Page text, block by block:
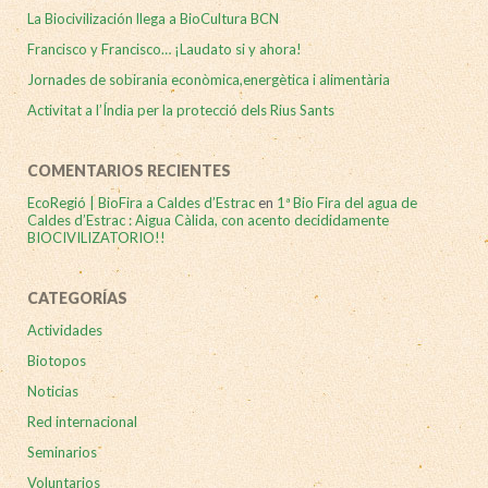
La Biocivilización llega a BioCultura BCN
Francisco y Francisco… ¡Laudato si y ahora!
Jornades de sobirania econòmica,energètica i alimentària
Activitat a l’Índia per la protecció dels Rius Sants
COMENTARIOS RECIENTES
EcoRegió | BioFira a Caldes d’Estracen 1ª Bio Fira del agua de
Caldes d’Estrac : Aigua Càlida, con acento decididamente
BIOCIVILIZATORIO!!
CATEGORÍAS
Actividades
Biotopos
Noticias
Red internacional
Seminarios
Voluntarios